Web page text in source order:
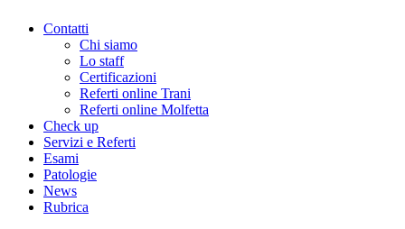
Contatti
Chi siamo
Lo staff
Certificazioni
Referti online Trani
Referti online Molfetta
Check up
Servizi e Referti
Esami
Patologie
News
Rubrica